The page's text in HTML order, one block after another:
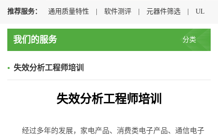
推荐服务： 通用质量特性 | 软件测评 | 元器件筛选 | UL
认证 | CSA认证
我们的服务 分类
• 失效分析工程师培训
失效分析工程师培训
经过多年的发展，家电产品、消费类电子产品、通信电子